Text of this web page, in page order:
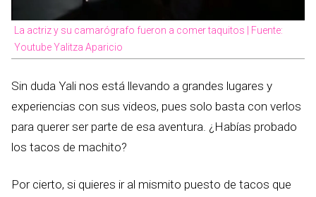
La actriz y su camarógrafo fueron a comer taquitos | Fuente:
Youtube Yalitza Aparicio
Sin duda Yali nos está llevando a grandes lugares y
experiencias con sus videos, pues solo basta con verlos
para querer ser parte de esa aventura. ¿Habías probado
los tacos de machito?
Por cierto, si quieres ir al mismito puesto de tacos que